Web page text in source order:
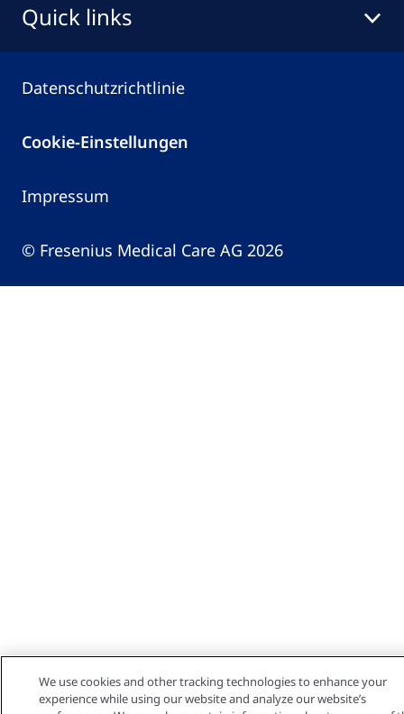
Quick links
© Fresenius Medical Care AG 2026
Datenschutzrichtlinie
Cookie-Einstellungen
Impressum
We use cookies and other tracking technologies to enhance your
experience while using our website and analyze our website’s